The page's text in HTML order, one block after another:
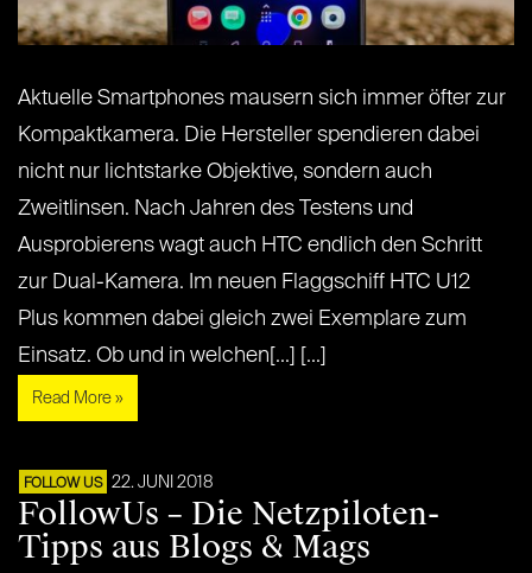
Aktuelle Smartphones mausern sich immer öfter zur
Kompaktkamera. Die Hersteller spendieren dabei
nicht nur lichtstarke Objektive, sondern auch
Zweitlinsen. Nach Jahren des Testens und
Ausprobierens wagt auch HTC endlich den Schritt
zur Dual-Kamera. Im neuen Flaggschiff HTC U12
Plus kommen dabei gleich zwei Exemplare zum
Einsatz. Ob und in welchen[...] [...]
Read More »
FOLLOW US 22. JUNI 2018
FollowUs – Die Netzpiloten-
Tipps aus Blogs & Mags